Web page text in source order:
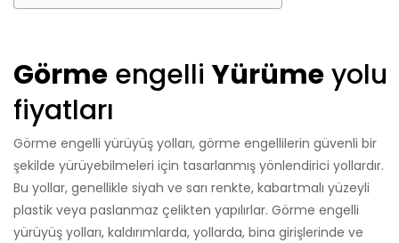
Görme engelli Yürümeyolu
fiyatları
Görme engelli yürüyüş yolları, görme engellilerin güvenli bir
şekilde yürüyebilmeleri için tasarlanmış yönlendirici yollardır.
Bu yollar, genellikle siyah ve sarı renkte, kabartmalı yüzeyli
plastik veya paslanmaz çelikten yapılırlar. Görme engelli
yürüyüş yolları, kaldırımlarda, yollarda, bina girişlerinde ve